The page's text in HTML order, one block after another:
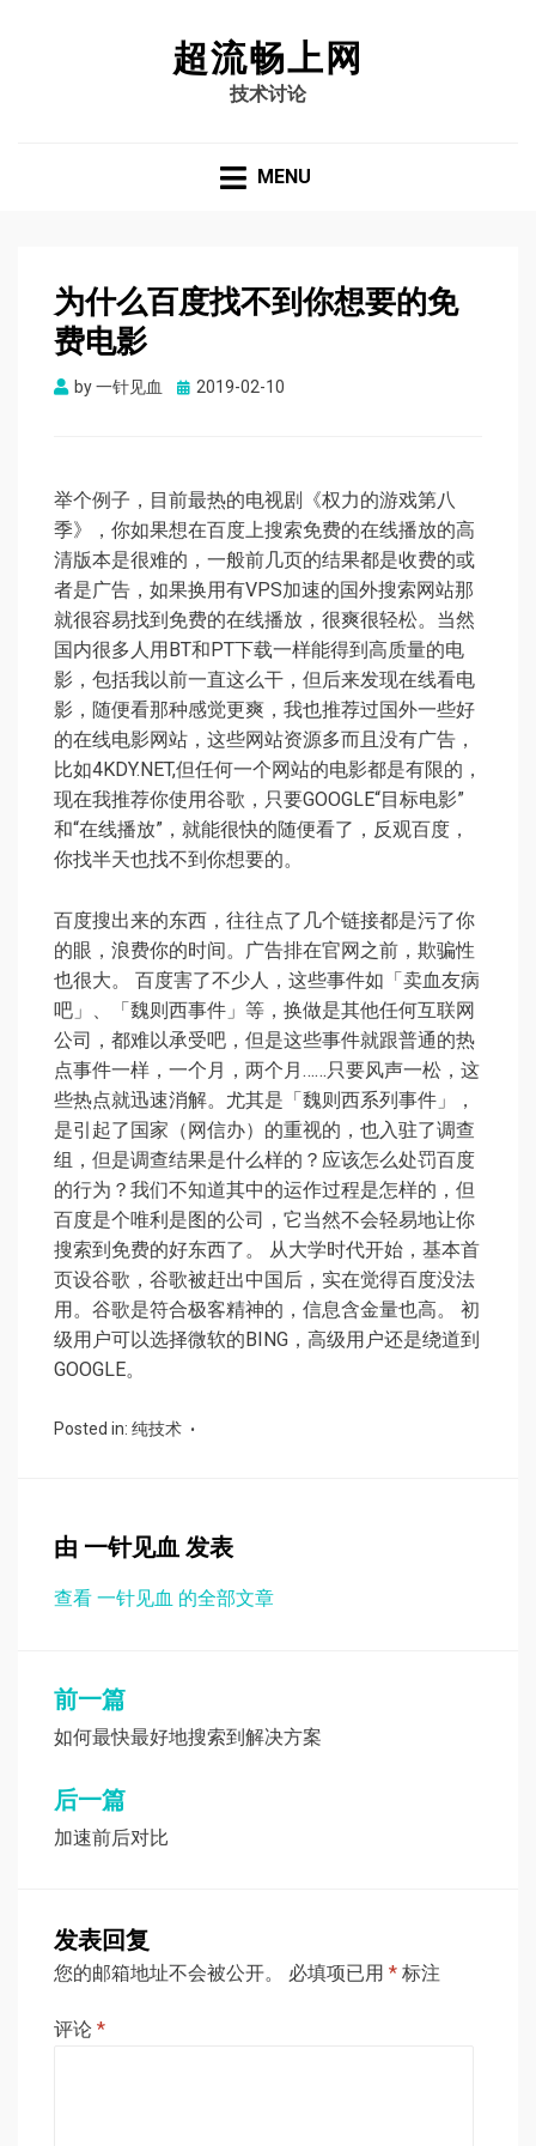
超流畅上网
技术讨论
MENU
为什么百度找不到你想要的免
费电影
by一针见血
Posted
2019-02-10
举个例子，目前最热的电视剧《权力的游戏第八
季》，你如果想在百度上搜索免费的在线播放的高
清版本是很难的，一般前几页的结果都是收费的或
者是广告，如果换用有VPS加速的国外搜索网站那
就很容易找到免费的在线播放，很爽很轻松。当然
国内很多人用BT和PT下载一样能得到高质量的电
影，包括我以前一直这么干，但后来发现在线看电
影，随便看那种感觉更爽，我也推荐过国外一些好
的在线电影网站，这些网站资源多而且没有广告，
比如4KDY.NET,但任何一个网站的电影都是有限的，
现在我推荐你使用谷歌，只要GOOGLE“目标电影”
和“在线播放”，就能很快的随便看了，反观百度，
你找半天也找不到你想要的。
百度搜出来的东西，往往点了几个链接都是污了你
的眼，浪费你的时间。广告排在官网之前，欺骗性
也很大。 百度害了不少人，这些事件如「卖血友病
吧」、「魏则西事件」等，换做是其他任何互联网
公司，都难以承受吧，但是这些事件就跟普通的热
点事件一样，一个月，两个月……只要风声一松，这
些热点就迅速消解。尤其是「魏则西系列事件」，
是引起了国家（网信办）的重视的，也入驻了调查
组，但是调查结果是什么样的？应该怎么处罚百度
的行为？我们不知道其中的运作过程是怎样的，但
百度是个唯利是图的公司，它当然不会轻易地让你
搜索到免费的好东西了。 从大学时代开始，基本首
页设谷歌，谷歌被赶出中国后，实在觉得百度没法
用。谷歌是符合极客精神的，信息含金量也高。 初
级用户可以选择微软的BING，高级用户还是绕道到
GOOGLE。
Posted in: 纯技术
由 一针见血发表
查看 一针见血 的全部文章
文
章
导
航
前一篇
如何最快最好地搜索到解决方案
后一篇
加速前后对比
发表回复
您的邮箱地址不会被公开。 必填项已用 * 标注
评论 *